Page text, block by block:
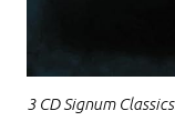
3 CD Signum